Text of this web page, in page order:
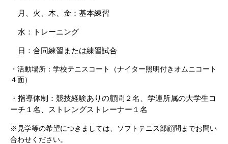
月、火、木、金：基本練習
水：トレーニング
日：合同練習または練習試合
・活動場所：学校テニスコート（ナイター照明付きオムニコート
４面）
・指導体制：競技経験ありの顧問２名、学連所属の大学生コ
ーチ１名、ストレングストレーナー１名
※見学等の希望につきましては、ソフトテニス部顧問 までお問い
合わせください。